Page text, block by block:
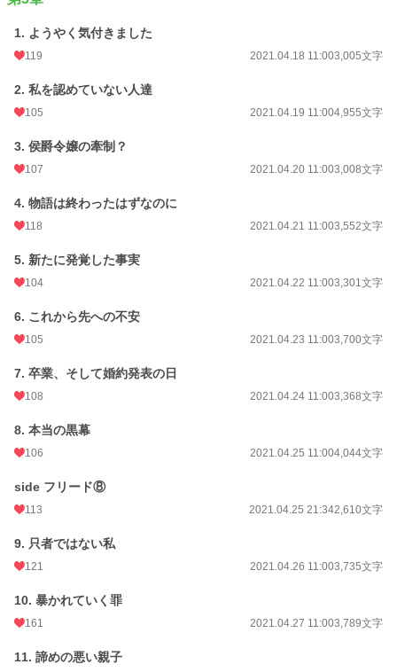
1. ようやく気付きました
119 2021.04.18 11:003,005文字
2. 私を認めていない人達
105 2021.04.19 11:004,955文字
3. 侯爵令嬢の牽制？
107 2021.04.20 11:003,008文字
4. 物語は終わったはずなのに
118 2021.04.21 11:003,552文字
5. 新たに発覚した事実
104 2021.04.22 11:003,301文字
6. これから先への不安
105 2021.04.23 11:003,700文字
7. 卒業、そして婚約発表の日
108 2021.04.24 11:003,368文字
8. 本当の黒幕
106 2021.04.25 11:004,044文字
side フリード⑧
113 2021.04.25 21:342,610文字
9. 只者ではない私
121 2021.04.26 11:003,735文字
10. 暴かれていく罪
161 2021.04.27 11:003,789文字
11. 諦めの悪い親子